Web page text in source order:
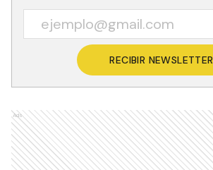
RECIBIR NEWSLETTER
Ads